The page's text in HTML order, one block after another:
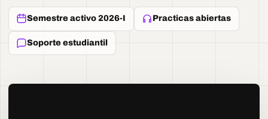
Semestre activo 2026-I Practicas abiertas
Soporte estudiantil